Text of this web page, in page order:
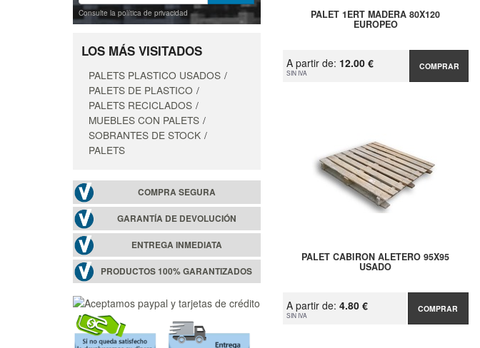
Consulte la política de privacidad
LOS MÁS VISITADOS
PALETS PLASTICO USADOS
PALETS DE PLASTICO
PALETS RECICLADOS
MUEBLES CON PALETS
SOBRANTES DE STOCK
PALETS
COMPRA SEGURA
GARANTÍA DE DEVOLUCIÓN
ENTREGA INMEDIATA
PRODUCTOS 100% GARANTIZADOS
PALET 1ERT MADERA 80X120
EUROPEO
A partir de: 12.00 €
SIN IVA
COMPRAR
PALET CABIRON ALETERO 95X95
USADO
A partir de: 4.80 €
SIN IVA
COMPRAR